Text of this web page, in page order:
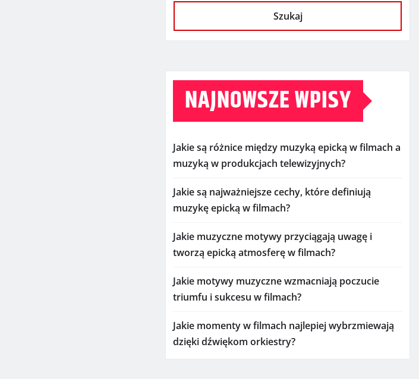
Szukaj
NAJNOWSZE WPISY
Jakie są różnice między muzyką epicką w filmach a
muzyką w produkcjach telewizyjnych?
Jakie są najważniejsze cechy, które definiują
muzykę epicką w filmach?
Jakie muzyczne motywy przyciągają uwagę i
tworzą epicką atmosferę w filmach?
Jakie motywy muzyczne wzmacniają poczucie
triumfu i sukcesu w filmach?
Jakie momenty w filmach najlepiej wybrzmiewają
dzięki dźwiękom orkiestry?